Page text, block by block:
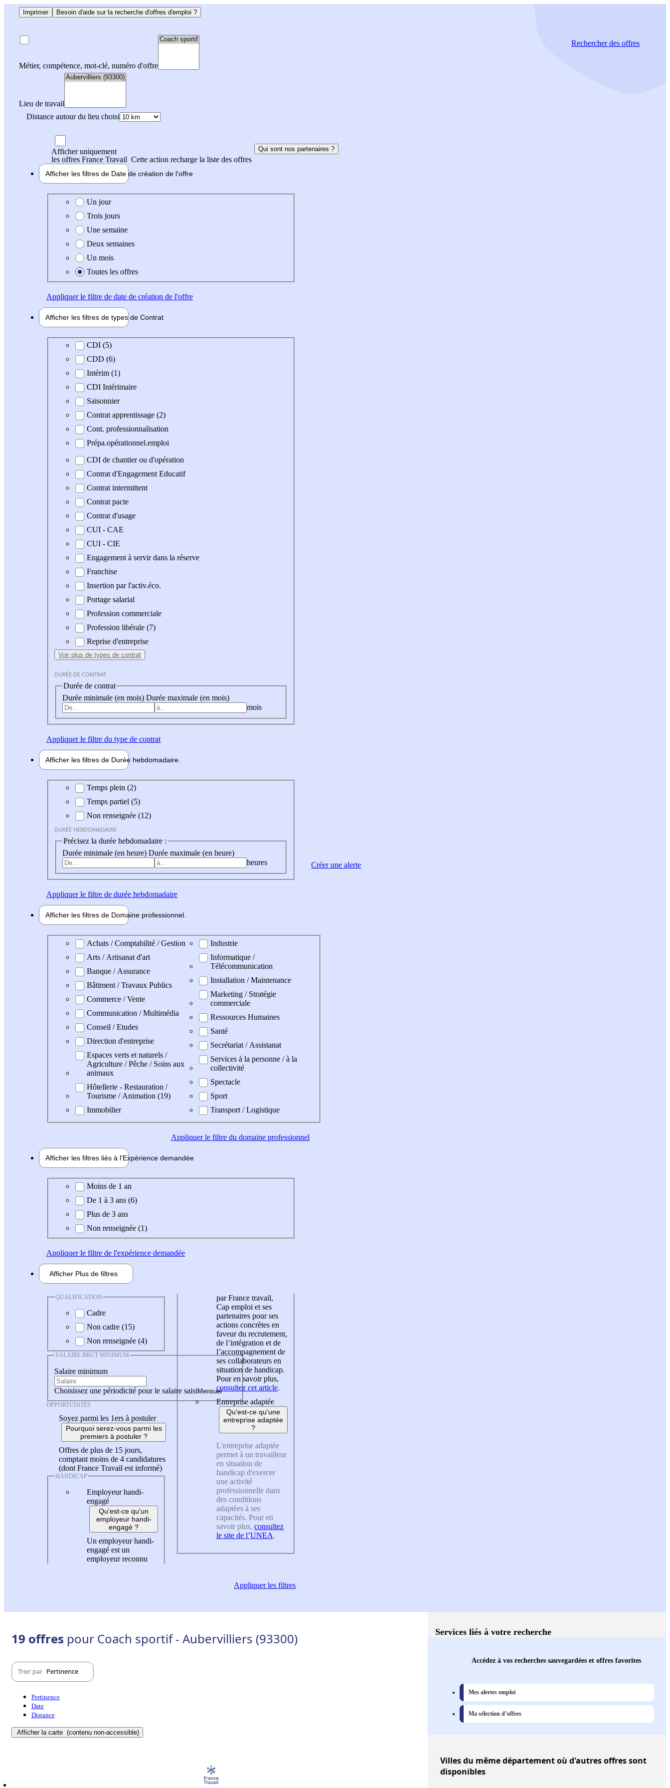
Imprimer Besoin d'aide sur la recherche d'offres d'emploi ?
Métier, compétence, mot-clé, numéro d'offre
Lieu de travail
Distance autour du lieu choisi
Rechercherdes offres
Afficher uniquement
les offres France Travail Cette action recharge la liste des offres
Qui sont nos partenaires ?
Afficher les filtres de Date de création de l'offre
Date de création de l'offre
Un jour
Trois jours
Une semaine
Deux semaines
Un mois
Toutes les offres
Appliquerle filtre de date de création de l'offre
Afficher les filtres de types de Contrat
Type de contrat
CDI (5)
CDD (6)
Intérim (1)
CDI Intérimaire
Saisonnier
Contrat apprentissage (2)
Cont. professionnalisation
Prépa.opérationnel.emploi
CDI de chantier ou d'opération
Contrat d'Engagement Educatif
Contrat intermittent
Contrat pacte
Contrat d'usage
CUI - CAE
CUI - CIE
Engagement à servir dans la réserve
Franchise
Insertion par l'activ.éco.
Portage salarial
Profession commerciale
Profession libérale (7)
Reprise d'entreprise
Voir plus de types de contrat
DURÉE DE CONTRAT
Durée de contrat
Durée minimale (en mois) Durée maximale (en mois)
mois
Appliquerle filtre du type de contrat
Afficher les filtres de Durée hebdomadaire
Durée hebdomadaire
Temps plein (2)
Temps partiel (5)
Non renseignée (12)
DURÉE HEBDOMADAIRE
Précisez la durée hebdomadaire :
Durée minimale (en heure) Durée maximale (en heure)
heures
Appliquerle filtre de durée hebdomadaire
Afficher les filtres de Domaine professionnel
Domaine professionel
Achats / Comptabilité / Gestion
Arts / Artisanat d'art
Banque / Assurance
Bâtiment / Travaux Publics
Commerce / Vente
Communication / Multimédia
Conseil / Etudes
Direction d'entreprise
Espaces verts et naturels /
Agriculture / Pêche / Soins aux
animaux
Hôtellerie - Restauration /
Tourisme / Animation (19)
Immobilier
Industrie
Informatique /
Télécommunication
Installation / Maintenance
Marketing / Stratégie
commerciale
Ressources Humaines
Santé
Secrétariat / Assistanat
Services à la personne / à la
collectivité
Spectacle
Sport
Transport / Logistique
Appliquerle filtre du domaine professionnel
Afficher les filtres liés à l'Expérience demandée
Expérience demandée
Moins de 1 an
De 1 à 3 ans (6)
Plus de 3 ans
Non renseignée (1)
Appliquerle filtre de l'expérience demandée
Afficher Plus de filtres
QUALIFICATION
Cadre
Non cadre (15)
Non renseignée (4)
SALAIRE BRUT MINIMUM
Salaire minimum
Choisissez une périodicité pour le salaire saisi
OPPORTUNITÉS
Soyez parmi les 1ers à postuler
Pourquoi serez-vous parmi les
premiers à postuler ?
Offres de plus de 15 jours,
comptant moins de 4 candidatures
(dont France Travail est informé)
HANDICAP
Employeur handi-
engagé
Qu'est-ce qu'un
employeur handi-
engagé ?
Un employeur handi-
engagé est un
employeur reconnu
par France travail,
Cap emploi et ses
partenaires pour ses
actions concrètes en
faveur du recrutement,
de l’intégration et de
l’accompagnement de
ses collaborateurs en
situation de handicap.
Pour en savoir plus,
consultez cet article.
Entreprise adaptée
Qu'est-ce qu'une
entreprise adaptée
?
L'entreprise adaptée
permet à un travailleur
en situation de
handicap d'exercer
une activité
professionnelle dans
des conditions
adaptées à ses
capacités. Pour en
savoir plus, consultez
le site de l’UNEA.
Appliquerles filtres
Créer une alerte
19 offres pour Coach sportif - Aubervilliers (93300)
Trier par Pertinence
Pertinence
Date
Distance
Afficher la carte (contenu non-accessible)
Services liés à votre recherche
Accédez à vos recherches sauvegardées et offres favorites
Mes alertes emploi
Ma sélection d’offres
Villesdu même département où d'autres offres sont
disponibles